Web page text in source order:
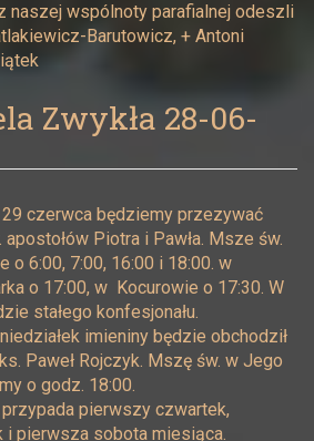
naszej wspólnoty parafialnej odeszli
Barutowicz, + Antoni
Zwykła 28-06-
29 czerwca będziemy przezywać
Piotra i Pawła. Msze św.
o 6:00, 7:00, 16:00 i 18:00. w
o 17:00, w Kocurowie o 17:30. W
stałego konfesjonału.
imieniny będzie obchodził
Paweł Rojczyk. Mszę św. w Jego
o godz. 18:00.
pierwszy czwartek,
pierwsza sobota miesiąca.